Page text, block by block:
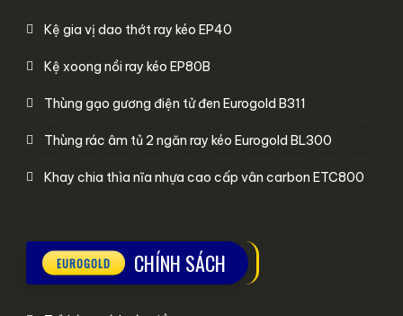
Kệ gia vị dao thớt ray kéo EP40
Kệ xoong nồi ray kéo EP80B
Thùng gạo gương điện tử đen Eurogold B311
Thùng rác âm tủ 2 ngăn ray kéo Eurogold BL300
Khay chia thìa nĩa nhựa cao cấp vân carbon ETC800
CHÍNH SÁCH